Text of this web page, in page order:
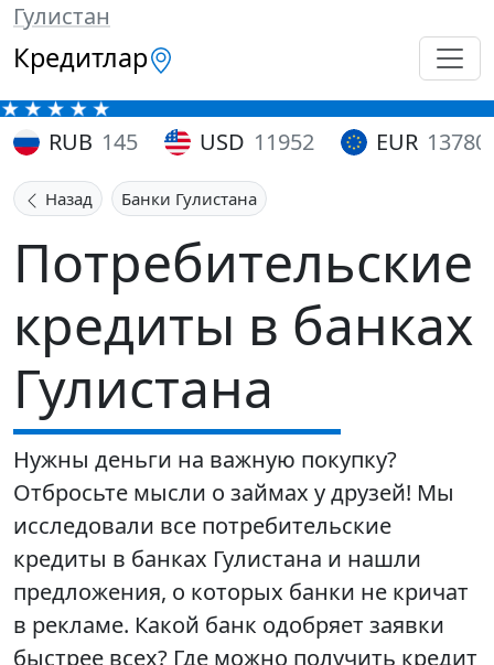
Гулистан
Кредитлар
RUB 145 USD 11952 EUR 13780
Назад Банки Гулистана
Потребительские
кредиты в банках
Гулистана
Нужны деньги на важную покупку?
Отбросьте мысли о займах у друзей! Мы
исследовали все потребительские
кредиты в банках Гулистана и нашли
предложения, о которых банки не кричат
в рекламе. Какой банк одобряет заявки
быстрее всех? Где можно получить кредит